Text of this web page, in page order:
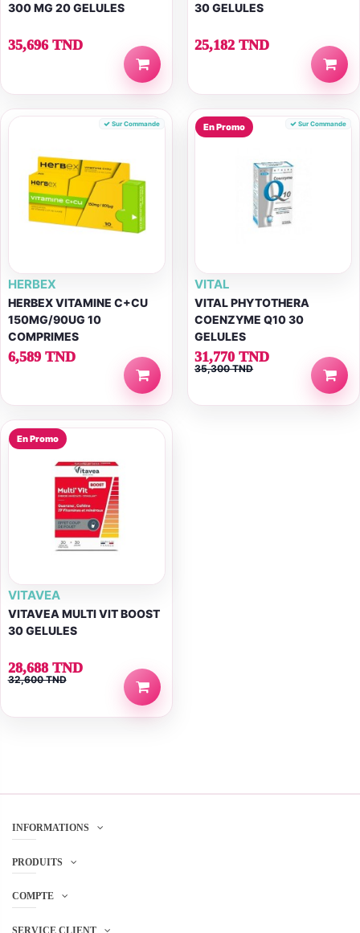
300 MG 20 GELULES
35,696 TND
30 GELULES
25,182 TND
Sur Commande
HERBEX
HERBEX VITAMINE C+CU
150MG/90UG 10
COMPRIMES
6,589 TND
En Promo Sur Commande
VITAL
VITAL PHYTOTHERA
COENZYME Q10 30
GELULES
31,770 TND
35,300 TND
En Promo
VITAVEA
VITAVEA MULTI VIT BOOST
30 GELULES
28,688 TND
32,600 TND
INFORMATIONS
PRODUITS
COMPTE